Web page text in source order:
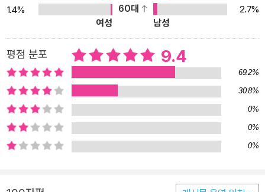
나누는 프로그램에 참여한다. 인류학자와 심리학자, 생물학자, 정치
학자 등 여러 분야의 저명한 전문가를 만나 그들의 최신 연구 성과를
갈무리한다. 유발 하라리의 《사피엔스》처럼 인간의 역사를 살펴보고,
말콤 글래드웰처럼 다양한 학문의 연구들을 조사하고, 《소크라테스
익스프레스》처럼 호기심 가득한 자세로 낯선 세계와 사람을 탐사하
는 저자의 글은 인류가 왜 고립과 단절의 유혹을 넘어 끊임없이 연결
을 선택했는지, 처음 만난 낯선 사람에게 왜 다정한 태도로 친절을 베
풀었는지, 어떻게 두려움을 넘어 다른 세계를 만날 용기를 낼 수 있었
는지를 설명해준다. 영국은 왜 ‘수다 카페’ ‘수다 버스 타는 날’을 만들
었을까? 대화는 살아가는 방편이 아니다, 살아남는 전략이다 영국 적
고독감을 느낀다. 2018년 영국은 첫 ‘고독 담당 장관’을 임명했다. 이
1.4%
60대
2.7%
여성
남성
평점 분포 9.4
69.2%
30.8%
0%
0%
0%